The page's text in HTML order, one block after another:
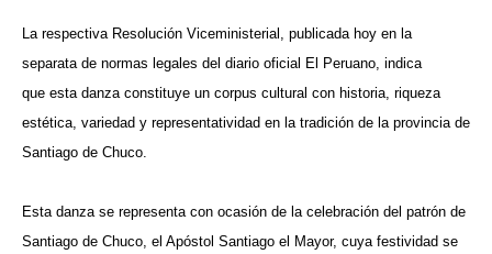
La respectiva Resolución Viceministerial, publicada hoy en la
separata de normas legales del diario oficial El Peruano, indica
que esta danza constituye un corpus cultural con historia, riqueza
estética, variedad y representatividad en la tradición de la provincia de
Santiago de Chuco.
Esta danza se representa con ocasión de la celebración del patrón de
Santiago de Chuco, el Apóstol Santiago el Mayor, cuya festividad se